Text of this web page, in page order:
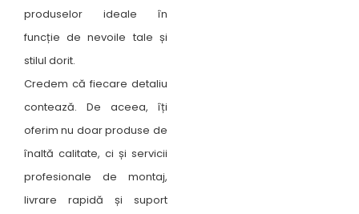
produselor ideale în
funcție de nevoile tale și
stilul dorit.
Credem că fiecare detaliu
contează. De aceea, îți
oferim nu doar produse de
înaltă calitate, ci și servicii
profesionale de montaj,
livrare rapidă și suport